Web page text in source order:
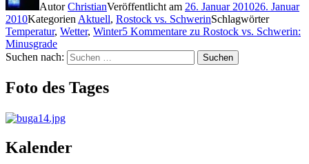
AutorChristianVeröffentlicht am 26. Januar 201026. Januar
2010KategorienAktuell, Rostock vs. SchwerinSchlagwörter
Temperatur, Wetter, Winter5 Kommentare zu Rostock vs. Schwerin:
Minusgrade
Suchen nach:
Suchen
Foto des Tages
Kalender